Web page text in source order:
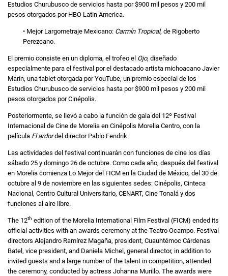
Estudios Churubusco de servicios hasta por $900 mil pesos y 200 mil
pesos otorgados por HBO Latin America.
• Mejor Largometraje Mexicano: Carmín Tropical, de Rigoberto
Perezcano.
El premio consiste en un diploma, el trofeo el Ojo, diseñado
especialmente para el festival por el destacado artista michoacano Javier
Marín, una tablet otorgada por YouTube, un premio especial de los
Estudios Churubusco de servicios hasta por $900 mil pesos y 200 mil
pesos otorgados por Cinépolis.
Posteriormente, se llevó a cabo la función de gala del 12º Festival
Internacional de Cine de Morelia en Cinépolis Morelia Centro, con la
película El ardordel director Pablo Fendrik.
Las actividades del festival continuarán con funciones de cine los días
sábado 25 y domingo 26 de octubre. Como cada año, después del festival
en Morelia comienza Lo Mejor del FICM en la Ciudad de México, del 30 de
octubre al 9 de noviembre en las siguientes sedes: Cinépolis, Cinteca
Nacional, Centro Cultural Universitario, CENART, Cine Tonalá y dos
funciones al aire libre.
The 12th edition of the Morelia International Film Festival (FICM) ended its
official activities with an awards ceremony at the Teatro Ocampo. Festival
directors Alejandro Ramírez Magaña, president, Cuauhtémoc Cárdenas
Batel, vice president, and Daniela Michel, general director, in addition to
invited guests and a large number of the talent in competition, attended
the ceremony, conducted by actress Johanna Murillo. The awards were